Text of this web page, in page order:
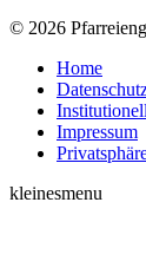
© 2026
Home
Impressum
kleinesmenu